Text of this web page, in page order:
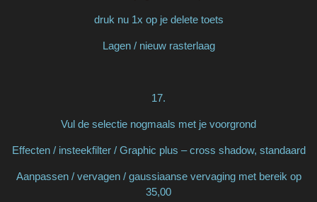
druk nu 1x op je delete toets
Lagen / nieuw rasterlaag
17.
Vul de selectie nogmaals met je voorgrond
Effecten / insteekfilter / Graphic plus – cross shadow, standaard
Aanpassen / vervagen / gaussiaanse vervaging met bereik op
35,00